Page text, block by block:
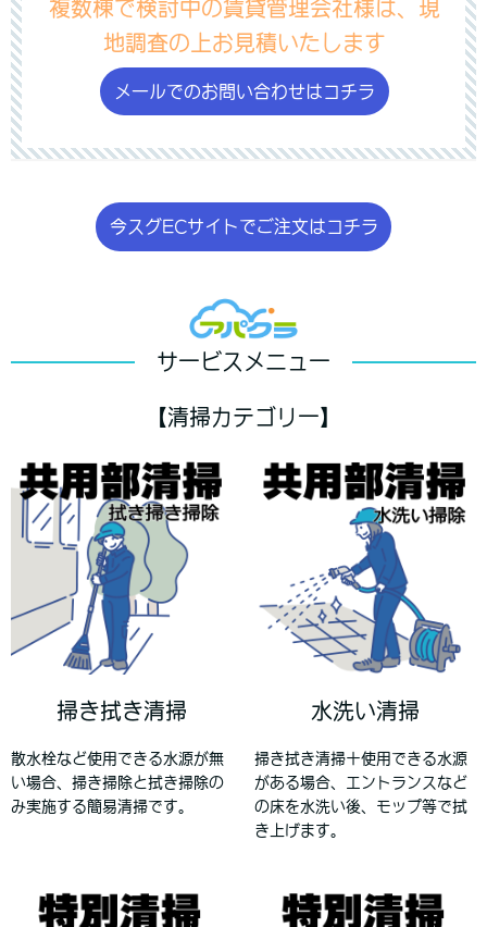
複数棟で検討中の賃貸管理会社様は、現
地調査の上お見積いたします
メールでのお問い合わせはコチラ
今スグECサイトでご注文はコチラ
サービスメニュー
【清掃カテゴリー】
掃き拭き清掃
散水栓など使用できる水源が無
い場合、掃き掃除と拭き掃除の
み実施する簡易清掃です。
水洗い清掃
掃き拭き清掃＋使用できる水源
がある場合、エントランスなど
の床を水洗い後、モップ等で拭
き上げます。